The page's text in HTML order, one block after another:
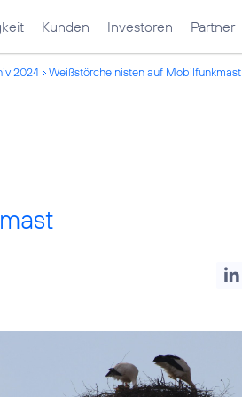
Kunden Investoren Partner
2024 Weißstörche nisten auf Mobilfunkmast